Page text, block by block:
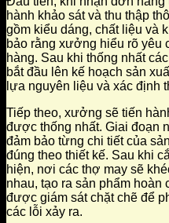
hành khảo sát và thu thập
gồm kiểu dáng, chất liệu và
bảo rằng xưởng hiểu rõ yêu
hàng. Sau khi thống nhất
bắt đầu lên kế hoạch sản
lựa nguyên liệu và xác định
Tiếp theo, xưởng sẽ tiến
được thống nhất. Giai đoạn
đảm bảo từng chi tiết của
đúng theo thiết kế. Sau khi
hiện, nơi các thợ may sẽ
nhau, tạo ra sản phẩm
được giám sát chặt chẽ để
các lỗi xảy ra.